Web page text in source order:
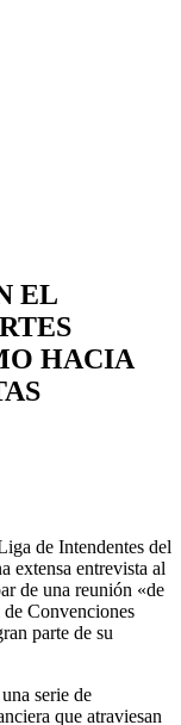
EL
HACIA
de Intendentes del
extensa entrevista al
de una reunión «de
Convenciones
parte de su
serie de
que atraviesan